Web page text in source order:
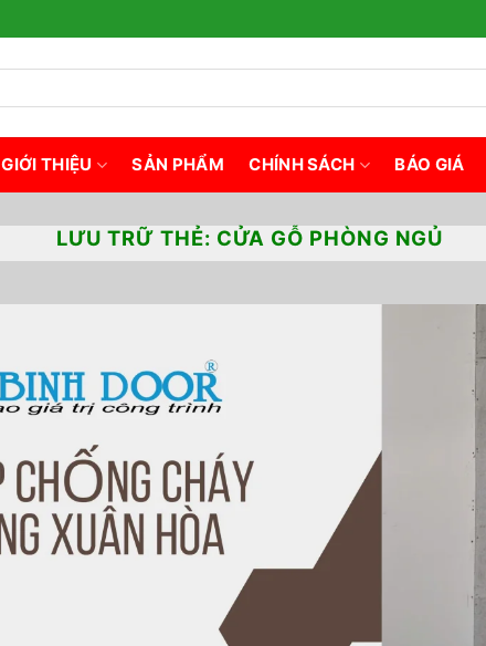
GIỚI THIỆU SẢN PHẨM CHÍNH SÁCH BÁO GIÁ
LƯU TRỮ THẺ: CỬA GỖ PHÒNG NGỦ